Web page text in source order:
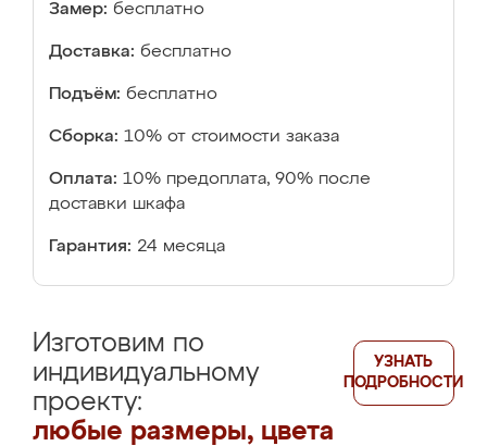
Замер: бесплатно
Доставка: бесплатно
Подъём: бесплатно
Сборка: 10% от стоимости заказа
Оплата: 10% предоплата, 90% после
доставки шкафа
Гарантия: 24 месяца
Изготовим по
индивидуальному
проекту:
любые размеры, цвета
УЗНАТЬ
ПОДРОБНОСТИ